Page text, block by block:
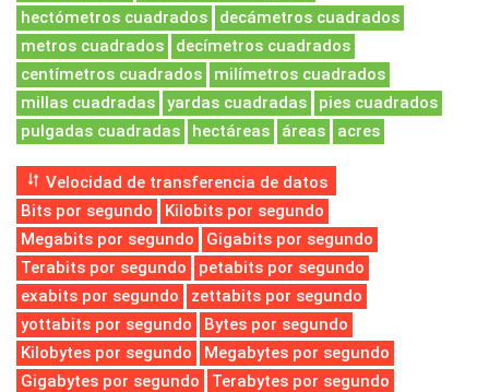
hectómetros cuadrados
decámetros cuadrados
metros cuadrados
decímetros cuadrados
centímetros cuadrados
milímetros cuadrados
millas cuadradas
yardas cuadradas
pies cuadrados
pulgadas cuadradas
hectáreas áreas acres
Velocidad de transferencia de datos
Bits por segundo
Kilobits por segundo
Megabits por segundo
Gigabits por segundo
Terabits por segundo
petabits por segundo
exabits por segundo
zettabits por segundo
yottabits por segundo
Bytes por segundo
Kilobytes por segundo
Megabytes por segundo
Gigabytes por segundo
Terabytes por segundo